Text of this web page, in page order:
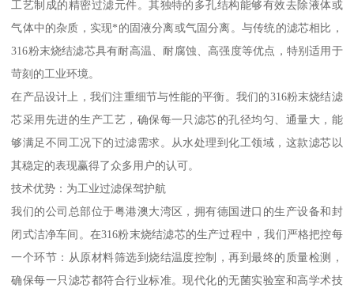
工艺制成的精密过滤元件。其独特的多孔结构能够有效去除液体或
气体中的杂质，实现*的固液分离或气固分离。与传统的滤芯相比，
316粉末烧结滤芯具有耐高温、耐腐蚀、高强度等优点，特别适用于
苛刻的工业环境。
在产品设计上，我们注重细节与性能的平衡。我们的316粉末烧结滤
芯采用先进的生产工艺，确保每一只滤芯的孔径均匀、通量大，能
够满足不同工况下的过滤需求。从水处理到化工领域，这款滤芯以
其稳定的表现赢得了众多用户的认可。
技术优势：为工业过滤保驾护航
我们的公司总部位于粤港澳大湾区，拥有德国进口的生产设备和封
闭式洁净车间。在316粉末烧结滤芯的生产过程中，我们严格把控每
一个环节：从原材料筛选到烧结温度控制，再到最终的质量检测，
确保每一只滤芯都符合行业标准。现代化的无菌实验室和高学术技